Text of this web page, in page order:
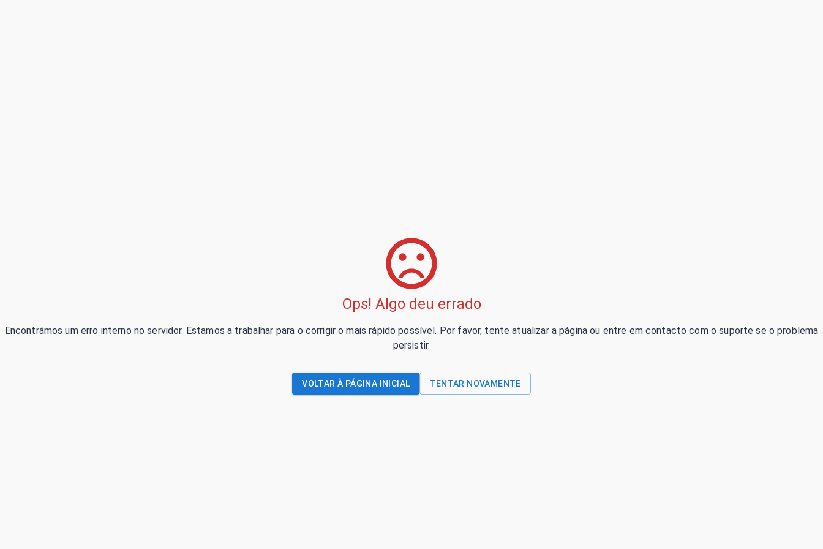
Ops! Algo deu errado
Encontrámos um erro interno no servidor. Estamos a trabalhar para o corrigir o mais rápido possível. Por favor, tente atualizar a página ou entre em contacto com o suporte se o problema
persistir.
VOLTAR À PÁGINA INICIAL TENTAR NOVAMENTE